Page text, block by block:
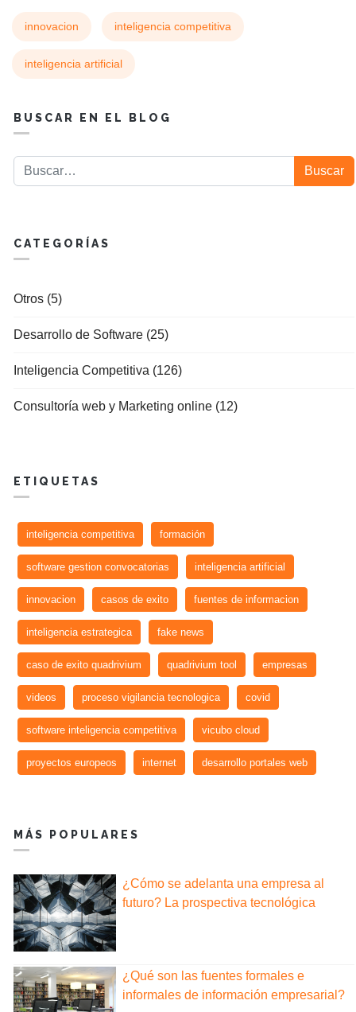
innovacion inteligencia competitiva
inteligencia artificial
BUSCAR EN EL BLOG
Buscar Buscar
CATEGORÍAS
Otros (5)
Desarrollo de Software (25)
Inteligencia Competitiva (126)
Consultoría web y Marketing online (12)
ETIQUETAS
inteligencia competitiva formación
software gestion convocatorias inteligencia artificial
innovacion casos de exito fuentes de informacion
inteligencia estrategica fake news
caso de exito quadrivium quadrivium tool empresas
videos proceso vigilancia tecnologica covid
software inteligencia competitiva vicubo cloud
proyectos europeos internet desarrollo portales web
MÁS POPULARES
¿Cómo se adelanta una empresa al
futuro? La prospectiva tecnológica
¿Qué son las fuentes formales e
informales de información empresarial?